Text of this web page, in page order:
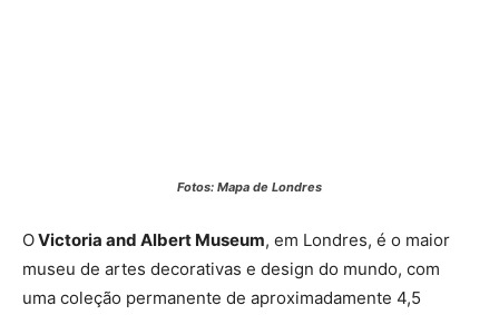
Fotos: Mapa de Londres
OVictoria and Albert Museum, em Londres, é o maior
museu de artes decorativas e design do mundo, com
uma coleção permanente de aproximadamente 4,5